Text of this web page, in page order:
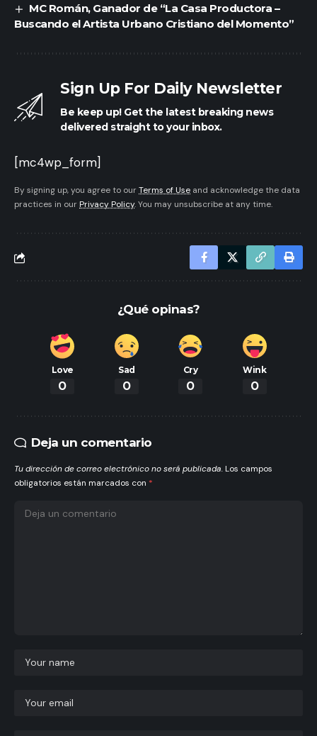
MC Román, Ganador de “La Casa Productora –
Buscando el Artista Urbano Cristiano del Momento”
Sign Up For Daily Newsletter
Be keep up! Get the latest breaking news
delivered straight to your inbox.
[mc4wp_form]
By signing up, you agree to ourTerms of Use and acknowledge the data
practices in our Privacy Policy. You may unsubscribe at any time.
¿Qué opinas?
Love
0
Sad
0
Cry
0
Wink
0
Deja un comentario
Tu dirección de correo electrónico no será publicada. Los campos
obligatorios están marcados con *